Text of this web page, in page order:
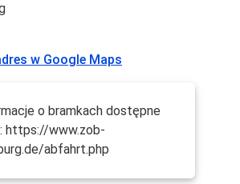
w Google Maps
o bramkach dostępne
https://www.zob-
abfahrt.php